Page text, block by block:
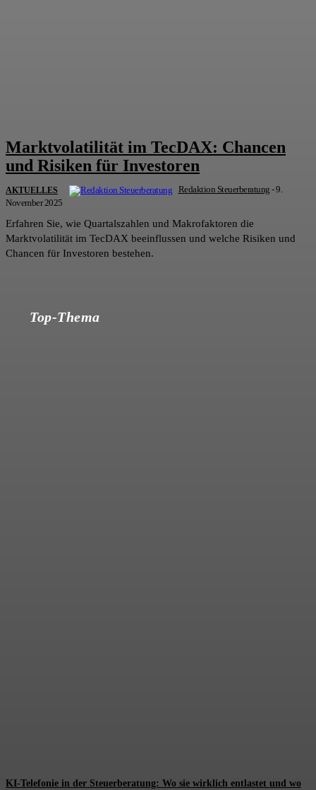
Marktvolatilität im TecDAX: Chancen
und Risiken für Investoren
AKTUELLES Redaktion Steuerberatung -9.
November 2025
Erfahren Sie, wie Quartalszahlen und Makrofaktoren die
Marktvolatilität im TecDAX beeinflussen und welche Risiken und
Chancen für Investoren bestehen.
Top-Thema
KI-Telefonie in der Steuerberatung: Wo sie wirklich entlastet und wo